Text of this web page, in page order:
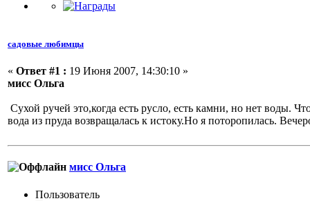
садовые любимцы
« Ответ #1 : 19 Июня 2007, 14:30:10 »
мисс Ольга
Сухой ручей это,когда есть русло, есть камни, но нет воды.
вода из пруда возвращалась к истоку.Но я поторопилась.
мисс Ольга
Пользовaтeль